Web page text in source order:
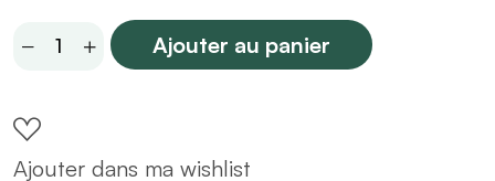
Abattant
lin
quantity
Ajouter au panier
Ajouter dans ma wishlist